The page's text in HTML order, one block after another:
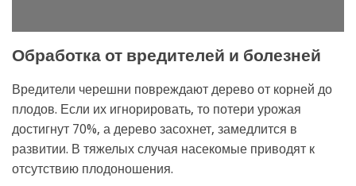
Обработка от вредителей и болезней
Вредители черешни повреждают дерево от корней до
плодов. Если их игнорировать, то потери урожая
достигнут 70%, а дерево засохнет, замедлится в
развитии. В тяжелых случая насекомые приводят к
отсутствию плодоношения.